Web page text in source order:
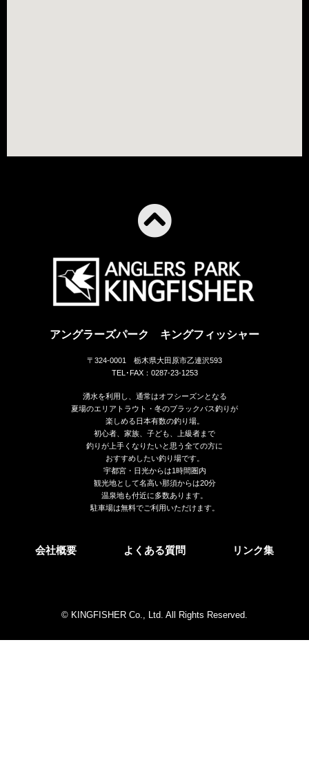
アングラーズパーク キングフィッシャー
〒324-0001 栃木県大田原市乙連沢593
TEL･FAX：0287-23-1253
湧水を利用し、通常はオフシーズンとなる
夏場のエリアトラウト・冬のブラックバス釣りが
楽しめる日本有数の釣り場。
初心者、家族、子ども、上級者まで
釣りが上手くなりたいと思う全ての方に
おすすめしたい釣り場です。
宇都宮・日光からは1時間圏内
観光地として名高い那須からは20分
温泉地も付近に多数あります。
駐車場は無料でご利用いただけます。
会社概要 よくある質問 リンク集
© KINGFISHER Co., Ltd. All Rights Reserved.